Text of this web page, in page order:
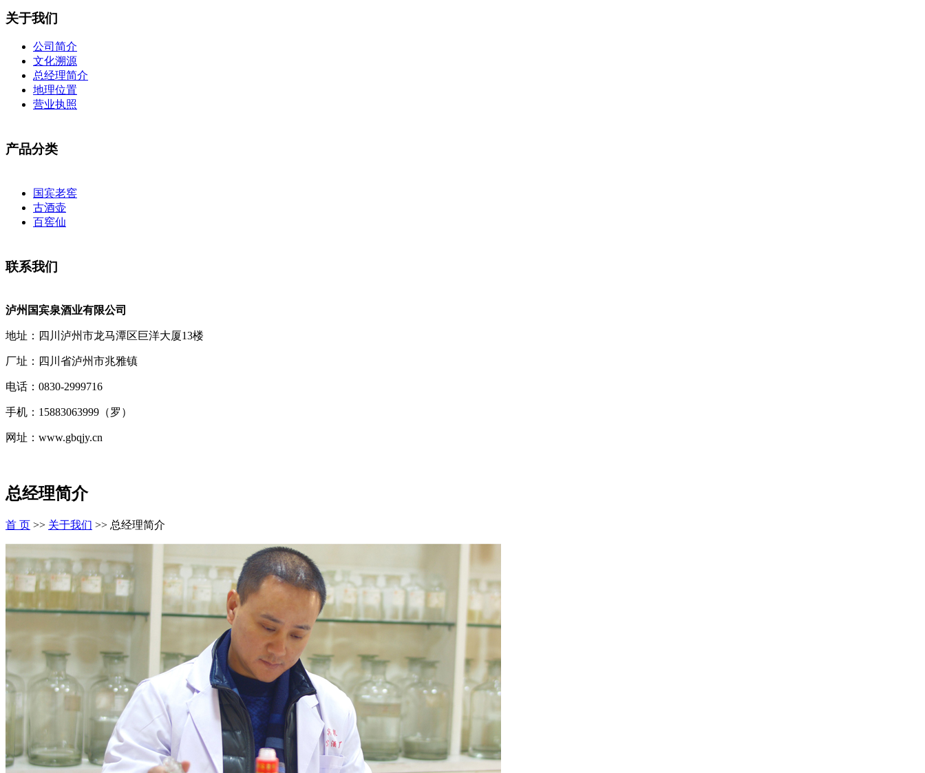
关于我们
公司简介
文化溯源
总经理简介
地理位置
营业执照
产品分类
国宾老窖
古酒壶
百窖仙
联系我们
泸州国宾泉酒业有限公司
地址：四川泸州市龙马潭区巨洋大厦13楼
厂址：四川省泸州市兆雅镇
电话：0830-2999716
手机：15883063999（罗）
网址：www.gbqjy.cn
总经理简介
首 页 >> 关于我们 >> 总经理简介